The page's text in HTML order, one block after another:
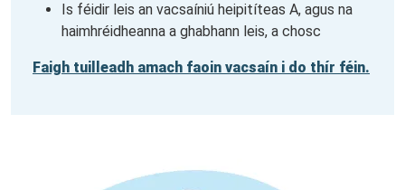
Is féidir leis an vacsaíniú heipitíteas A, agus na
haimhréidheanna a ghabhann leis, a chosc
Faigh tuilleadh amach faoin vacsaín i do thír féin.